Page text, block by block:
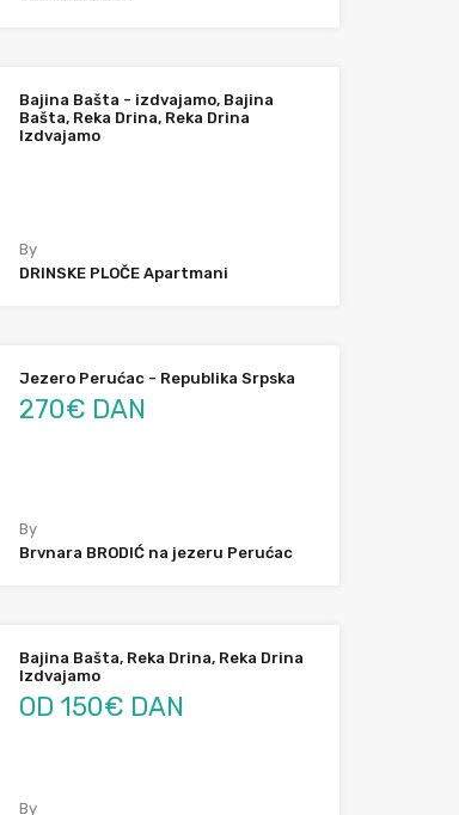
Bajina Bašta - izdvajamo, Bajina
Bašta, Reka Drina, Reka Drina
Izdvajamo
By
DRINSKE PLOČE Apartmani
Jezero Perućac - Republika Srpska
270€ DAN
By
Brvnara BRODIĆ na jezeru Perućac
Bajina Bašta, Reka Drina, Reka Drina
Izdvajamo
OD 150€ DAN
By